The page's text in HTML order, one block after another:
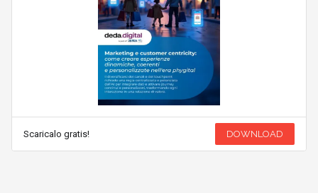
Scaricalo gratis! DOWNLOAD